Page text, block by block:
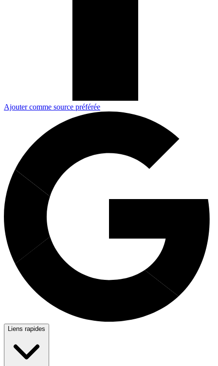
Ajouter comme source préférée
Liens rapides